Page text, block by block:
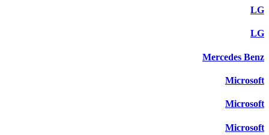
LG
LG
Mercedes Benz
Microsoft
Microsoft
Microsoft